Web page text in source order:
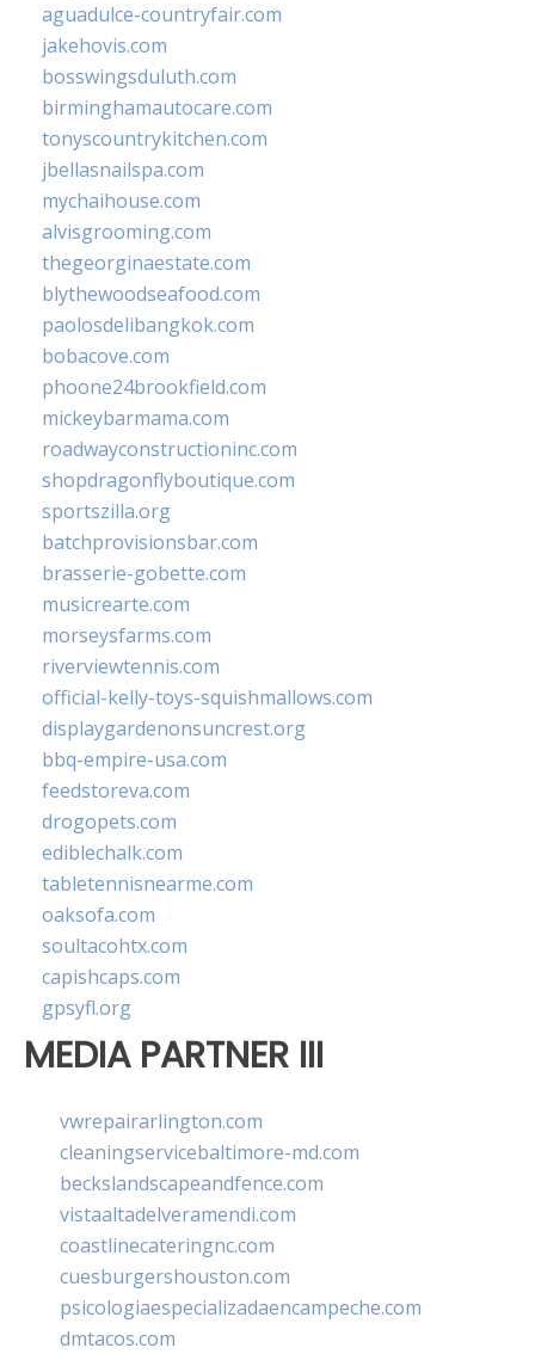
aguadulce-countryfair.com
jakehovis.com
bosswingsduluth.com
birminghamautocare.com
tonyscountrykitchen.com
jbellasnailspa.com
mychaihouse.com
alvisgrooming.com
thegeorginaestate.com
blythewoodseafood.com
paolosdelibangkok.com
bobacove.com
phoone24brookfield.com
mickeybarmama.com
roadwayconstructioninc.com
shopdragonflyboutique.com
sportszilla.org
batchprovisionsbar.com
brasserie-gobette.com
musicrearte.com
morseysfarms.com
riverviewtennis.com
official-kelly-toys-squishmallows.com
displaygardenonsuncrest.org
bbq-empire-usa.com
feedstoreva.com
drogopets.com
ediblechalk.com
tabletennisnearme.com
oaksofa.com
soultacohtx.com
capishcaps.com
gpsyfl.org
MEDIA PARTNER III
vwrepairarlington.com
cleaningservicebaltimore-md.com
beckslandscapeandfence.com
vistaaltadelveramendi.com
coastlinecateringnc.com
cuesburgershouston.com
psicologiaespecializadaencampeche.com
dmtacos.com